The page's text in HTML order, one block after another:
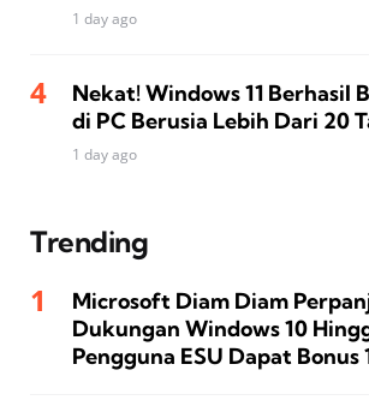
1 day ago
Nekat! Windows 11 Berhasil
di PC Berusia Lebih Dari 20
1 day ago
Trending
Microsoft Diam Diam
Dukungan Windows 10
Pengguna ESU Dapat Bonus